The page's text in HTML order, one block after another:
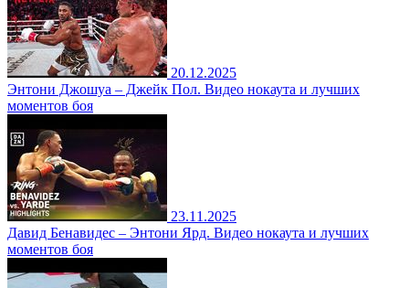
20.12.2025
Энтони Джошуа – Джейк Пол. Видео нокаута и лучших
моментов боя
23.11.2025
Давид Бенавидес – Энтони Ярд. Видео нокаута и лучших
моментов боя